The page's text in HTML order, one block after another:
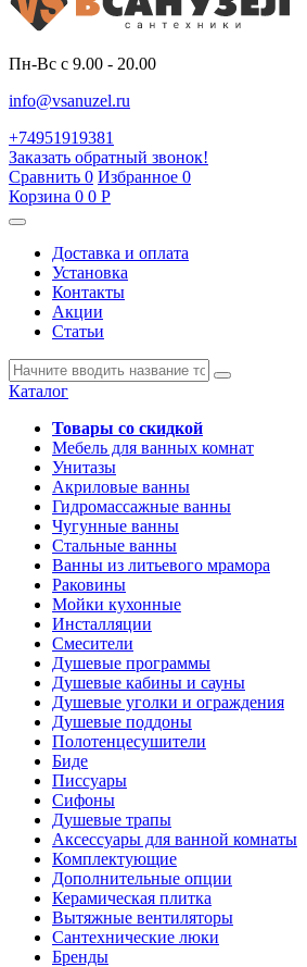
Пн-Вс с 9.00 - 20.00
info@vsanuzel.ru
+74951919381
Заказать обратный звонок!
Сравнить 0 Избранное 0
Корзина 0 0 Р
Доставка и оплата
Установка
Контакты
Акции
Статьи
Каталог
Товары со скидкой
Мебель для ванных комнат
Унитазы
Акриловые ванны
Гидромассажные ванны
Чугунные ванны
Стальные ванны
Ванны из литьевого мрамора
Раковины
Мойки кухонные
Инсталляции
Смесители
Душевые программы
Душевые кабины и сауны
Душевые уголки и ограждения
Душевые поддоны
Полотенцесушители
Биде
Писсуары
Сифоны
Душевые трапы
Аксессуары для ванной комнаты
Комплектующие
Дополнительные опции
Керамическая плитка
Вытяжные вентиляторы
Сантехнические люки
Бренды